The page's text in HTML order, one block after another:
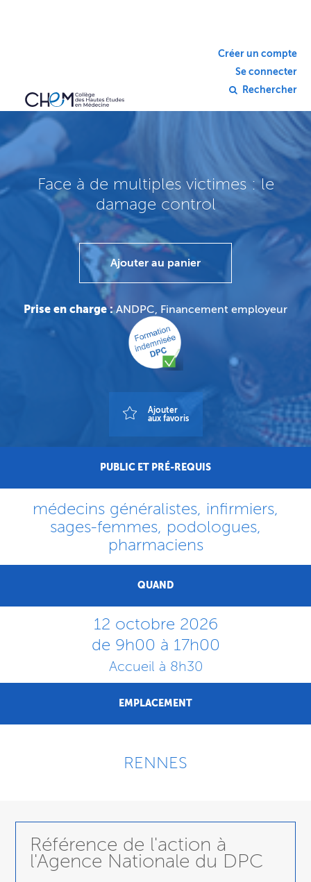
Créer un compte
Se connecter
Rechercher
Face à de multiples victimes : le
damage control
Ajouter au panier
Prise en charge :ANDPC, Financement employeur
Ajouter
aux favoris
PUBLIC ET PRÉ-REQUIS
médecins généralistes, infirmiers,
sages-femmes, podologues,
pharmaciens
QUAND
12 octobre 2026
de 9h00 à 17h00
Accueil à 8h30
EMPLACEMENT
RENNES
Référence de l'action à
l'Agence Nationale du DPC